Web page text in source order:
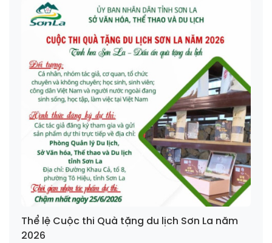
Thể lệ Cuộc thi Quà tặng du lịch Sơn La năm
2026